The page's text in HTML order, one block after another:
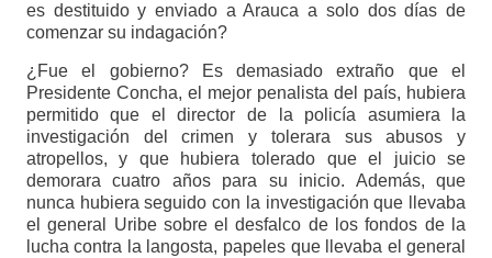
es destituido y enviado a Arauca a solo dos días de
comenzar su indagación?
¿Fue el gobierno? Es demasiado extraño que el
Presidente Concha, el mejor penalista del país, hubiera
permitido que el director de la policía asumiera la
investigación del crimen y tolerara sus abusos y
atropellos, y que hubiera tolerado que el juicio se
demorara cuatro años para su inicio. Además, que
nunca hubiera seguido con la investigación que llevaba
el general Uribe sobre el desfalco de los fondos de la
lucha contra la langosta, papeles que llevaba el general